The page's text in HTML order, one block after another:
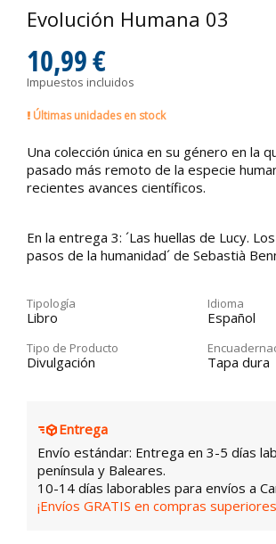
Evolución Humana 03
10,99 €
Impuestos incluidos
Últimas unidades en stock
Una colección única en su género en la
pasado más remoto de la especie
recientes avances científicos.
En la entrega 3: ´Las huellas de Lucy.
pasos de la humanidad´ de Sebastià
Tipología
Libro
Idioma
Español
Tipo de Producto
Divulgación Tapa dura
Entrega
Envío estándar: Entrega en 3-5 días
península y Baleares.
10-14 días laborables para envíos a
¡Envíos GRATIS en compras